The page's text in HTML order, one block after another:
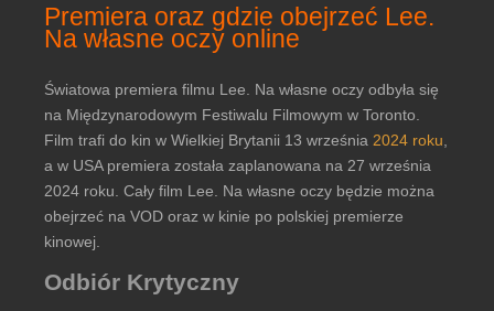
Premiera oraz gdzie obejrzeć Lee.
Na własne oczy online
Światowa premiera filmu Lee. Na własne oczy odbyła się
na Międzynarodowym Festiwalu Filmowym w Toronto.
Film trafi do kin w Wielkiej Brytanii 13 września 2024 roku
a w USA premiera została zaplanowana na 27 września
2024 roku. Cały film Lee. Na własne oczy będzie można
obejrzeć na VOD oraz w kinie po polskiej premierze
kinowej.
Odbiór Krytyczny